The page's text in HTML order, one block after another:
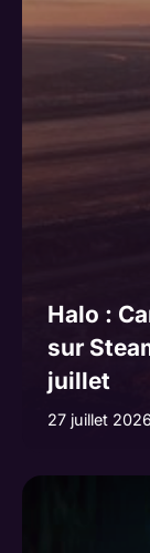
v
Halo :
sur
juillet
27 juillet 2026